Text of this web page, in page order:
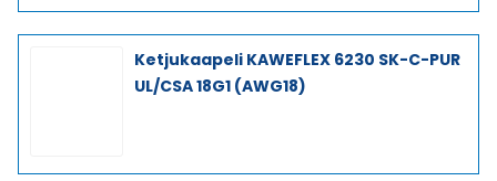
Ketjukaapeli KAWEFLEX 6230 SK-C-PUR
UL/CSA 18G1 (AWG18)